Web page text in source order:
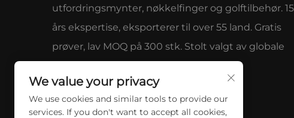
utfordringsmynter, nøkkelfinger og golftilbehør. 15
års ekspertise, eksporterer til over 55 land. Gratis
prøver, lav MOQ på 300 stk. Stolt valgt av globale
We value your privacy
We use cookies and similar tools to provide our
services. If you don't want to accept all cookies,